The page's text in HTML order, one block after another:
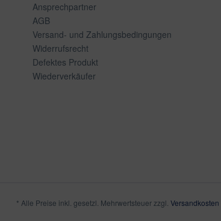
Ansprechpartner
AGB
Versand- und Zahlungsbedingungen
Widerrufsrecht
Defektes Produkt
Wiederverkäufer
* Alle Preise inkl. gesetzl. Mehrwertsteuer zzgl. Versandkosten